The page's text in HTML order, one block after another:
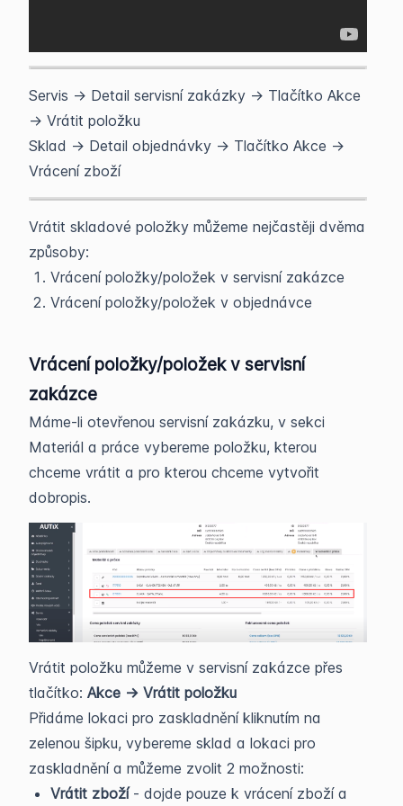
Servis -> Detail servisní zakázky -> Tlačítko Akce
-> Vrátit položku
Sklad -> Detail objednávky -> Tlačítko Akce ->
Vrácení zboží
Vrátit skladové položky můžeme nejčastěji dvěma
způsoby:
Vrácení položky/položek v servisní zakázce
Vrácení položky/položek v objednávce
Vrácení položky/položek v servisní
zakázce
Máme-li otevřenou servisní zakázku, v sekci
Materiál a práce vybereme položku, kterou
chceme vrátit a pro kterou chceme vytvořit
dobropis.
Vrátit položku můžeme v servisní zakázce přes
tlačítko: Akce -> Vrátit položku
Přidáme lokaci pro zaskladnění kliknutím na
zelenou šipku, vybereme sklad a lokaci pro
zaskladnění a můžeme zvolit 2 možnosti:
Vrátit zboží- dojde pouze k vrácení zboží a